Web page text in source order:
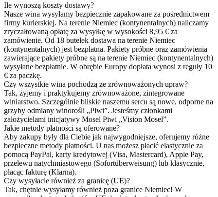
Ile wynoszą koszty dostawy?
Nasze wina wysyłamy bezpiecznie zapakowane za pośrednictwem
firmy kurierskiej. Na terenie Niemiec (kontynentalnych) naliczamy
zryczałtowaną opłatę za wysyłkę w wysokości 8,95 € za
zamówienie. Od 18 butelek dostawa na terenie Niemiec
(kontynentalnych) jest bezpłatna. Pakiety próbne oraz zamówienia
zawierające pakiety próbne są na terenie Niemiec (kontynentalnych)
wysyłane bezpłatnie. W obrębie Europy dopłata wynosi z reguły 10
€ za paczkę.
Czy wszystkie wina pochodzą ze zrównoważonych upraw?
Tak, żyjemy i praktykujemy zrównoważone, zintegrowane
winiarstwo. Szczególnie bliskie naszemu sercu są nowe, odporne na
grzyby odmiany winorośli „Piwi”. Jesteśmy członkami
założycielami inicjatywy Mosel Piwi „Vision Mosel”.
Jakie metody płatności są oferowane?
Aby zakupy były dla Ciebie jak najwygodniejsze, oferujemy różne
bezpieczne metody płatności. U nas możesz płacić elastycznie za
pomocą PayPal, karty kredytowej (Visa, Mastercard), Apple Pay,
przelewu natychmiastowego (Sofortüberweisung) lub klasycznie,
płacąc fakturę (Klarna).
Czy wysyłacie również za granicę (UE)?
Tak, chętnie wysyłamy również poza granice Niemiec! W